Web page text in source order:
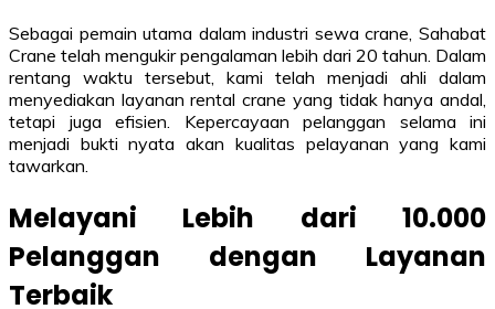
Sebagai pemain utama dalam industri sewa crane, Sahabat
Crane telah mengukir pengalaman lebih dari 20 tahun. Dalam
rentang waktu tersebut, kami telah menjadi ahli dalam
menyediakan layanan rental crane yang tidak hanya andal,
tetapi juga efisien. Kepercayaan pelanggan selama ini
menjadi bukti nyata akan kualitas pelayanan yang kami
tawarkan.
Melayani Lebih dari 10.000
Pelanggan dengan Layanan
Terbaik